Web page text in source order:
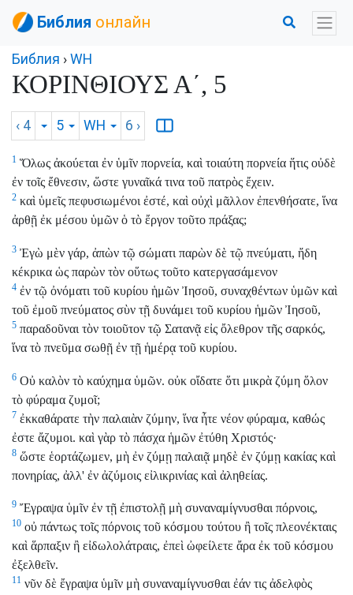
Библия онлайн
Библия › WH
ΚΟΡΙΝΘΙΟΥΣ Α΄, 5
‹ 4 5 WH 6 ›
1 Ὅλως ἀκούεται ἐν ὑμῖν πορνεία, καὶ τοιαύτη πορνεία ἥτις οὐδὲ
ἐν τοῖς ἔθνεσιν, ὥστε γυναῖκά τινα τοῦ πατρὸς ἔχειν.
2 καὶ ὑμεῖς πεφυσιωμένοι ἐστέ, καὶ οὐχὶ μᾶλλον ἐπενθήσατε, ἵνα
ἀρθῇ ἐκ μέσου ὑμῶν ὁ τὸ ἔργον τοῦτο πράξας;
3 Ἐγὼ μὲν γάρ, ἀπὼν τῷ σώματι παρὼν δὲ τῷ πνεύματι, ἤδη
κέκρικα ὡς παρὼν τὸν οὕτως τοῦτο κατεργασάμενον
4 ἐν τῷ ὀνόματι τοῦ κυρίου ἡμῶν Ἰησοῦ, συναχθέντων ὑμῶν καὶ
τοῦ ἐμοῦ πνεύματος σὺν τῇ δυνάμει τοῦ κυρίου ἡμῶν Ἰησοῦ,
5 παραδοῦναι τὸν τοιοῦτον τῷ Σατανᾷ εἰς ὄλεθρον τῆς σαρκός,
ἵνα τὸ πνεῦμα σωθῇ ἐν τῇ ἡμέρᾳ τοῦ κυρίου.
6 Οὐ καλὸν τὸ καύχημα ὑμῶν. οὐκ οἴδατε ὅτι μικρὰ ζύμη ὅλον
τὸ φύραμα ζυμοῖ;
7 ἐκκαθάρατε τὴν παλαιὰν ζύμην, ἵνα ἦτε νέον φύραμα, καθώς
ἐστε ἄζυμοι. καὶ γὰρ τὸ πάσχα ἡμῶν ἐτύθη Χριστός·
8 ὥστε ἑορτάζωμεν, μὴ ἐν ζύμῃ παλαιᾷ μηδὲ ἐν ζύμῃ κακίας καὶ
πονηρίας, ἀλλ' ἐν ἀζύμοις εἰλικρινίας καὶ ἀληθείας.
9 Ἔγραψα ὑμῖν ἐν τῇ ἐπιστολῇ μὴ συναναμίγνυσθαι πόρνοις,
10 οὐ πάντως τοῖς πόρνοις τοῦ κόσμου τούτου ἢ τοῖς πλεονέκταις
καὶ ἅρπαξιν ἢ εἰδωλολάτραις, ἐπεὶ ὠφείλετε ἄρα ἐκ τοῦ κόσμου
ἐξελθεῖν.
11 νῦν δὲ ἔγραψα ὑμῖν μὴ συναναμίγνυσθαι ἐάν τις ἀδελφὸς